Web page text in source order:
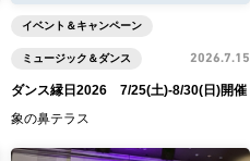
ダンス縁日2026 7/25(土)-8/30(日)開催
象の鼻テラス
イベント＆キャンペーン
ミュージック＆ダンス 2026.7.15